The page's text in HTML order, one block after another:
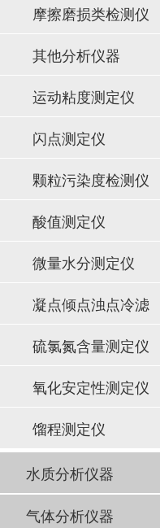
摩擦磨损类检测仪
器
其他分析仪器
运动粘度测定仪
闪点测定仪
颗粒污染度检测仪
酸值测定仪
微量水分测定仪
凝点倾点浊点冷滤
点
硫氯氮含量测定仪
氧化安定性测定仪
馏程测定仪
水质分析仪器
气体分析仪器